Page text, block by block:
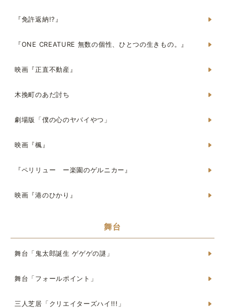
『免許返納!?』
『ONE CREATURE 無数の個性、ひとつの生きもの。』
映画『正直不動産』
木挽町のあだ討ち
劇場版「僕の心のヤバイやつ」
映画『楓』
『ペリリュー ー楽園のゲルニカー』
映画『港のひかり』
舞台
舞台「鬼太郎誕生 ゲゲゲの謎」
舞台「フォールポイント」
三人芝居「クリエイターズハイ!!!」